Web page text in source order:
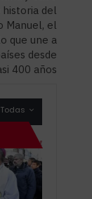
historia del
Manuel, el
que une a
desde
400 años
Todas